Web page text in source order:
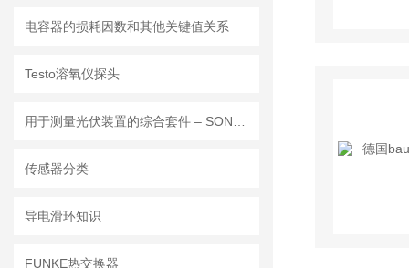
电容器的损耗因数和其他关键值关系
Testo溶氧仪探头
传感器分类
导电滑环知识
FUNKE热交换器